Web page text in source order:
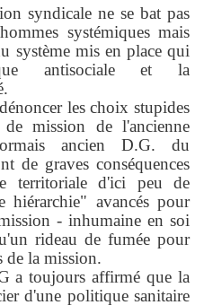
ne se bat pas
systémiques mais
système mis en place qui
antisociale et la
les choix stupides
mission de l'ancienne
ancien D.G. du
de graves conséquences
territoriale d'ici peu de
hiérarchie" avancés pour
- inhumaine en soi
rideau de fumée pour
de la mission.
affirmé que la
d'une politique sanitaire